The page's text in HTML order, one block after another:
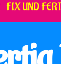
FIX UND